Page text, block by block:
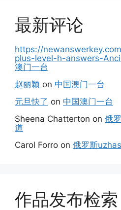
最新评论
https://
plus-level-h-answers-
澳门一台
赵丽颖 on 中国澳门一台
元旦快了 on 中国澳门一台
Sheena Chatterton on 俄
道
Carol Forro on 俄罗斯
作品发布检索